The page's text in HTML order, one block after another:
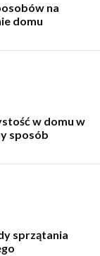
na
domu
w domu w
sposób
sprzątania